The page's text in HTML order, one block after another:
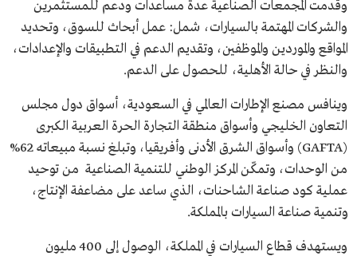
وقدمت المجمعات الصناعية عدة مساعدات ودعم للمستثمرين
والشركات المهتمة بالسيارات، شمل: عمل أبحاث للسوق، وتحديد
المواقع والموردين والموظفين، وتقديم الدعم في التطبيقات والإعدادات،
والنظر في حالة الأهلية، للحصول على الدعم.
وينافس مصنع الإطارات العالمي في السعودية، أسواق دول مجلس
التعاون الخليجي وأسواق منطقة التجارة الحرة العربية الكبرى
(GAFTA) وأسواق الشرق الأدنى وأفريقيا، وتبلغ نسبة مبيعاته 62%
من الوحدات، وتمكّن المركز الوطني للتنمية الصناعية من توحيد
عملية كود صناعة الشاحنات، الذي ساعد على مضاعفة الإنتاج،
وتنمية صناعة السيارات بالمملكة.
ويستهدف قطاع السيارات في المملكة، الوصول إلى 400 مليون